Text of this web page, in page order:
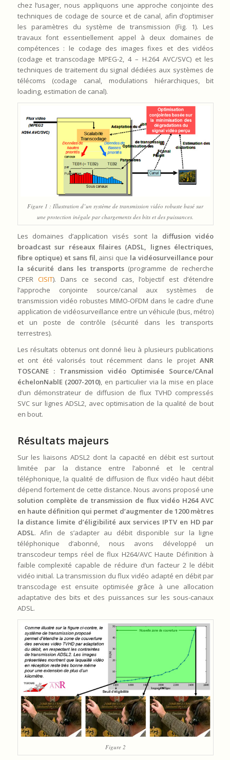
chez l’usager, nous appliquons une approche conjointe des
techniques de codage de source et de canal, afin d’optimiser
les paramètres du système de transmission (Fig. 1). Les
travaux font essentiellement appel à deux domaines de
compétences : le codage des images fixes et des vidéos
(codage et transcodage MPEG-2, 4 – H.264 AVC/SVC) et les
techniques de traitement du signal dédiées aux systèmes de
télécoms (codage canal, modulations hiérarchiques, bit
loading, estimation de canal).
Figure 1 : Illustration d’un système de transmission vidéo robuste basé sur
une protection inégale par chargements des bits et des puissances.
Les domaines d’application visés sont la diffusion vidéo
broadcast sur réseaux filaires (ADSL, lignes électriques,
fibre optique) et sans fil, ainsi que la vidéosurveillance pour
la sécurité dans les transports(programme de recherche
CPER CISIT). Dans ce second cas, l’objectif est d’étendre
l’approche conjointe source/canal aux systèmes de
transmission vidéo robustes MIMO-OFDM dans le cadre d’une
application de vidéosurveillance entre un véhicule (bus, métro)
et un poste de contrôle (sécurité dans les transports
terrestres).
Les résultats obtenus ont donné lieu à plusieurs publications
et ont été valorisés tout récemment dans le projetANR
TOSCANE : Transmission vidéo Optimisée Source/CAnal
échelonNablE (2007-2010), en particulier via la mise en place
d’un démonstrateur de diffusion de flux TVHD compressés
SVC sur lignes ADSL2, avec optimisation de la qualité de bout
en bout.
Résultats majeurs
Sur les liaisons ADSL2 dont la capacité en débit est surtout
limitée par la distance entre l’abonné et le central
téléphonique, la qualité de diffusion de flux vidéo haut débit
dépend fortement de cette distance. Nous avons proposé une
solution complète de transmission de flux vidéo H264 AVC
en haute définition qui permet d’augmenter de 1200 mètres
la distance limite d’éligibilité aux services IPTV en HD par
ADSL. Afin de s’adapter au débit disponible sur la ligne
téléphonique d’abonné, nous avons développé un
transcodeur temps réel de flux H264/AVC Haute Définition à
faible complexité capable de réduire d’un facteur 2 le débit
vidéo initial. La transmission du flux vidéo adapté en débit par
transcodage est ensuite optimisée grâce à une allocation
adaptative des bits et des puissances sur les sous-canaux
ADSL.
Figure 2